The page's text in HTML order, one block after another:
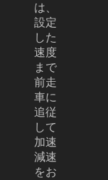
は、
設定
した
速度
まで
前走
車に
追従
して
加速
減速
をお